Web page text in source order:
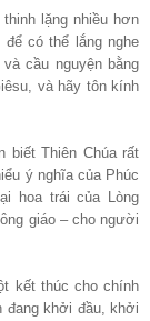
lặng nhiều hơn
có thể lắng nghe
cầu nguyện bằng
và hãy tôn kính
biết Thiên Chúa rất
ý nghĩa của Phúc
hoa trái của Lòng
giáo – cho người
kết thúc cho chính
đang khởi đầu, khởi